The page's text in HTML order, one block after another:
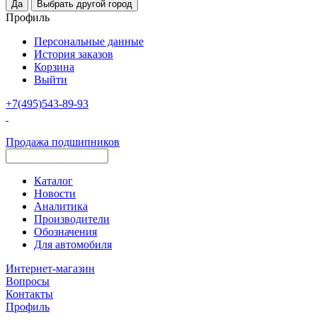
Профиль
Персональные данные
История заказов
Корзина
Выйти
+7(495)543-89-93
Продажа подшипников
Каталог
Новости
Аналитика
Производители
Обозначения
Для автомобиля
Интернет-магазин
Вопросы
Контакты
Профиль